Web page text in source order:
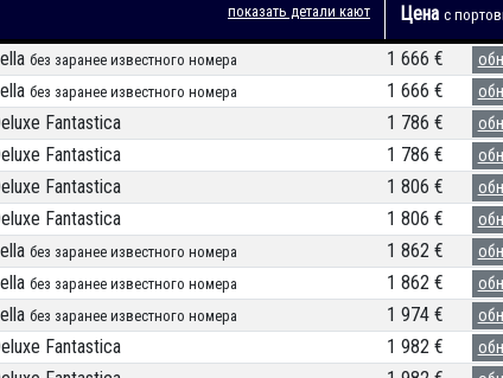
показать детали кают Цена с
без заранее известного номера 1 666 €
без заранее известного номера 1 666 €
Fantastica 1 786 €
Fantastica 1 786 €
Fantastica 1 806 €
Fantastica 1 806 €
без заранее известного номера 1 862 €
без заранее известного номера 1 862 €
без заранее известного номера 1 974 €
Fantastica 1 982 €